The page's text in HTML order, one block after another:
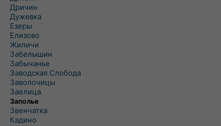
Дричин
Дужевка
Езеры
Елизово
Жиличи
Забелышин
Забычанье
Заводская Слобода
Заволочицы
Заелица
Заполье
Звенчатка
Кадино